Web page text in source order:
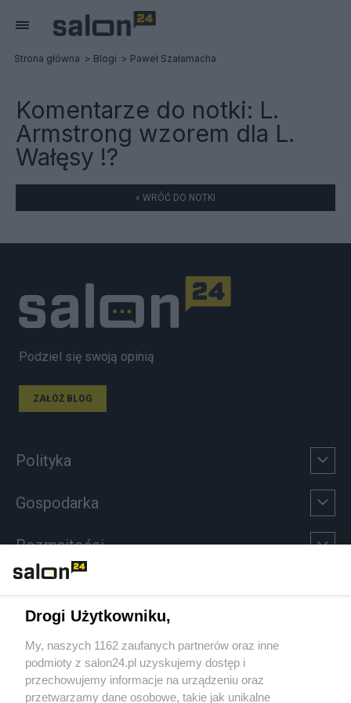
Strona główna Blogi Paweł Szałamacha
Komentarze do notki: L.
Armstrong wzorem dla L.
Wałęsy !?
« WRÓĆ DO NOTKI
Podziel się swoją opinią
ZAŁÓŻ BLOG
Polityka
Gospodarka
Rozmaitości
Sport
Społeczeństwo
Drogi Użytkowniku,
My, naszych 1162 zaufanych partnerów oraz inne
podmioty z salon24.pl uzyskujemy dostęp i
przechowujemy informacje na urządzeniu oraz
przetwarzamy dane osobowe, takie jak unikalne